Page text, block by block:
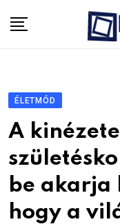
ÉLETMÓD
A
be
hogy a